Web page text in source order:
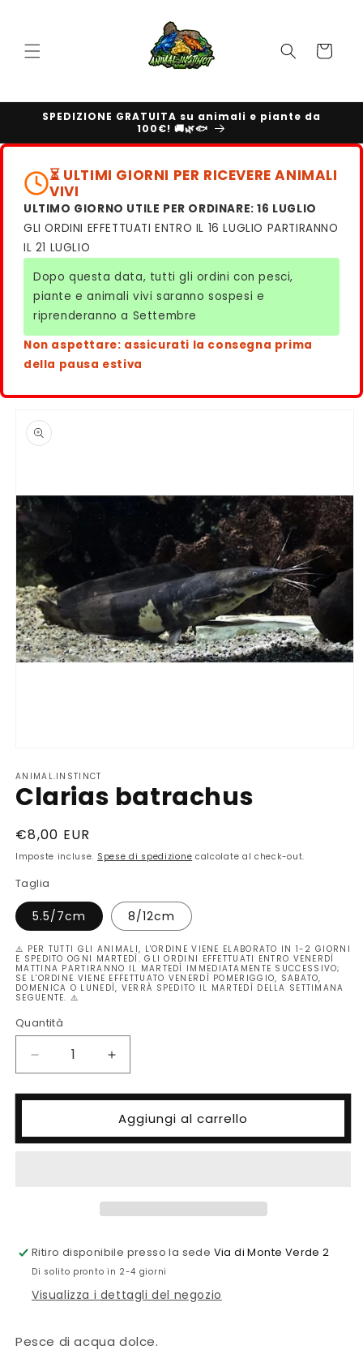
Carrello
SPEDIZIONE GRATUITA su animali e piante da
100€! 🚚🌿🐟
⏳ ULTIMI GIORNI PER RICEVERE ANIMALI
VIVI
ULTIMO GIORNO UTILE PER ORDINARE: 16 LUGLIO
GLI ORDINI EFFETTUATI ENTRO IL 16 LUGLIO PARTIRANNO
IL 21 LUGLIO
Dopo questa data, tutti gli ordini con pesci,
piante e animali vivi saranno sospesi e
riprenderanno a Settembre
Non aspettare: assicurati la consegna prima
della pausa estiva
informazioni
sul
prodotto
multimediali
1
in
ANIMAL.INSTINCT
Clarias batrachus
Prezzo
di
€8,00 EUR
Imposte incluse. Spese di spedizione calcolate al check-out.
Taglia
5.5/7cm 8/12cm
⚠️ PER TUTTI GLI ANIMALI, L'ORDINE VIENE ELABORATO IN 1-2 GIORNI
E SPEDITO OGNI MARTEDÌ. GLI ORDINI EFFETTUATI ENTRO VENERDÌ
MATTINA PARTIRANNO IL MARTEDÌ IMMEDIATAMENTE SUCCESSIVO;
SE L'ORDINE VIENE EFFETTUATO VENERDÌ POMERIGGIO, SABATO,
DOMENICA O LUNEDÌ, VERRÀ SPEDITO IL MARTEDÌ DELLA SETTIMANA
SEGUENTE. ⚠️
Quantità
Quantità
Diminuisci
quantità
per
Aumenta
quantità
per
Clarias
batrachus
Aggiungi al carrello
Ritiro disponibile presso la sede Via di Monte Verde 2
Di solito pronto in 2-4 giorni
Visualizza i dettagli del negozio
Pesce di acqua dolce.